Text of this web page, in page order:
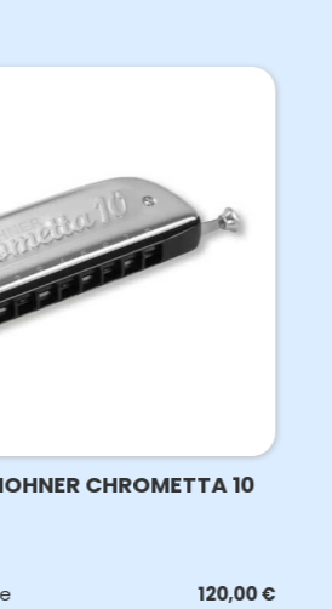
CHROMETTA 10
120,00€